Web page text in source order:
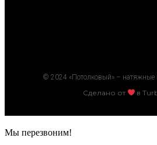
© 2024 «Потолковый» – натяжные
Сделано от в
Мы перезвоним!